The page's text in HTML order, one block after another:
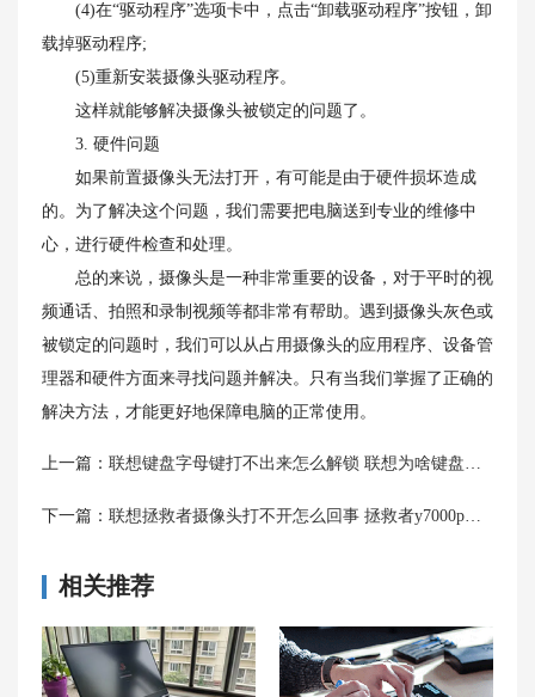
(4)在“驱动程序”选项卡中，点击“卸载驱动程序”按钮，卸
载掉驱动程序;
(5)重新安装摄像头驱动程序。
这样就能够解决摄像头被锁定的问题了。
3. 硬件问题
如果前置摄像头无法打开，有可能是由于硬件损坏造成
的。为了解决这个问题，我们需要把电脑送到专业的维修中
心，进行硬件检查和处理。
总的来说，摄像头是一种非常重要的设备，对于平时的视
频通话、拍照和录制视频等都非常有帮助。遇到摄像头灰色或
被锁定的问题时，我们可以从占用摄像头的应用程序、设备管
理器和硬件方面来寻找问题并解决。只有当我们掌握了正确的
解决方法，才能更好地保障电脑的正常使用。
上一篇： 联想键盘字母键打不出来怎么解锁 联想为啥键盘按了没反应原因
下一篇： 联想拯救者摄像头打不开怎么回事 拯救者y7000p摄像头物理开关操作
相关推荐